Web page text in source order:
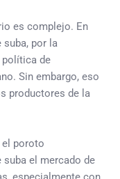
es complejo. En
suba, por la
política de
Sin embargo, eso
productores de la
el poroto
el mercado de